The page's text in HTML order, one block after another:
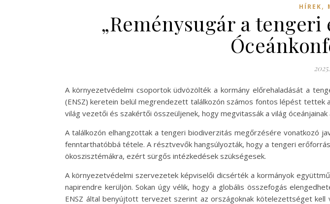
HÍREK,
„Reménysugár a
A környezetvédelmi csoportok üdvözölték a kormány előrehaladását a
(ENSZ) keretein belül megrendezett találkozón számos fontos lépést
világ vezetői és szakértői összeüljenek, hogy megvitassák a világ
A találkozón elhangzottak a tengeri biodiverzitás megőrzésére vonatkozó
fenntarthatóbbá tétele. A résztvevők hangsúlyozták, hogy a tengeri
ökoszisztémákra, ezért sürgős intézkedések szükségesek.
A környezetvédelmi szervezetek képviselői dicsérték a kormányok
napirendre kerüljön. Sokan úgy vélik, hogy a globális összefogás
ENSZ által benyújtott tervezet szerint az országoknak kötelezettséget